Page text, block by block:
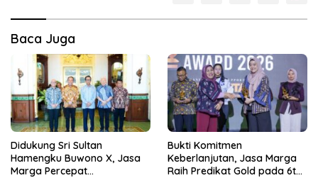
Baca Juga
Didukung Sri Sultan
Hamengku Buwono X, Jasa
Marga Percepat
Bukti Komitmen
Keberlanjutan, Jasa Marga
Raih Predikat Gold pada 6th